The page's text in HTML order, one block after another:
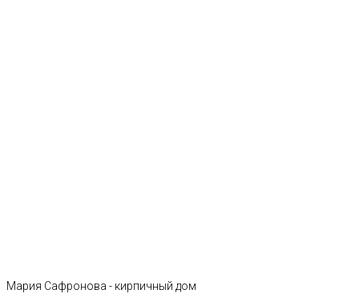
Мария Сафронова - кирпичный дом